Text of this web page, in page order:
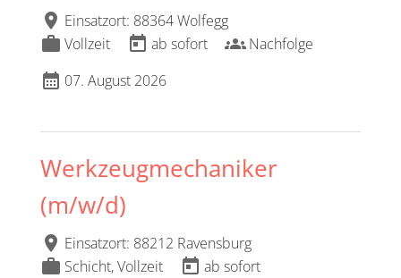
location_on Einsatzort: 88364 Wolfegg
work Vollzeit today ab sofort groupsNachfolge
calendar_month 07. August 2026
Werkzeugmechaniker
(m/w/d)
location_on Einsatzort: 88212 Ravensburg
work Schicht, Vollzeit today ab sofort